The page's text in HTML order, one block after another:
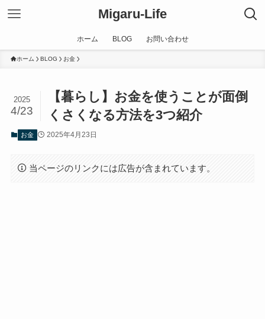
Migaru-Life
ホーム BLOG お問い合わせ
ホーム BLOG お金
【暮らし】お金を使うことが面倒
くさくなる方法を3つ紹介
2025
4/23
お金 2025年4月23日
当ページのリンクには広告が含まれています。